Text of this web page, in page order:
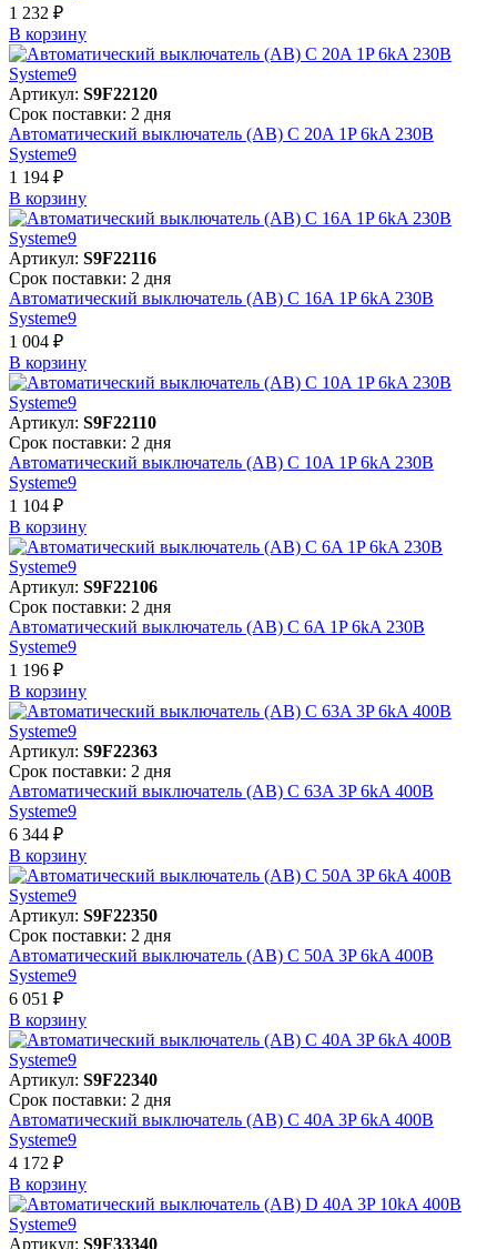
1 232 ₽
В корзинy
Артикул: S9F22120
Срок поставки: 2 дня
Автоматический выключатель (АВ) C 20A 1P 6kA 230В
Systeme9
1 194 ₽
В корзинy
Артикул: S9F22116
Срок поставки: 2 дня
Автоматический выключатель (АВ) C 16A 1P 6kA 230В
Systeme9
1 004 ₽
В корзинy
Артикул: S9F22110
Срок поставки: 2 дня
Автоматический выключатель (АВ) C 10A 1P 6kA 230В
Systeme9
1 104 ₽
В корзинy
Артикул: S9F22106
Срок поставки: 2 дня
Автоматический выключатель (АВ) C 6A 1P 6kA 230В
Systeme9
1 196 ₽
В корзинy
Артикул: S9F22363
Срок поставки: 2 дня
Автоматический выключатель (АВ) C 63A 3P 6kA 400В
Systeme9
6 344 ₽
В корзинy
Артикул: S9F22350
Срок поставки: 2 дня
Автоматический выключатель (АВ) C 50A 3P 6kA 400В
Systeme9
6 051 ₽
В корзинy
Артикул: S9F22340
Срок поставки: 2 дня
Автоматический выключатель (АВ) C 40A 3P 6kA 400В
Systeme9
4 172 ₽
В корзинy
Артикул: S9F33340